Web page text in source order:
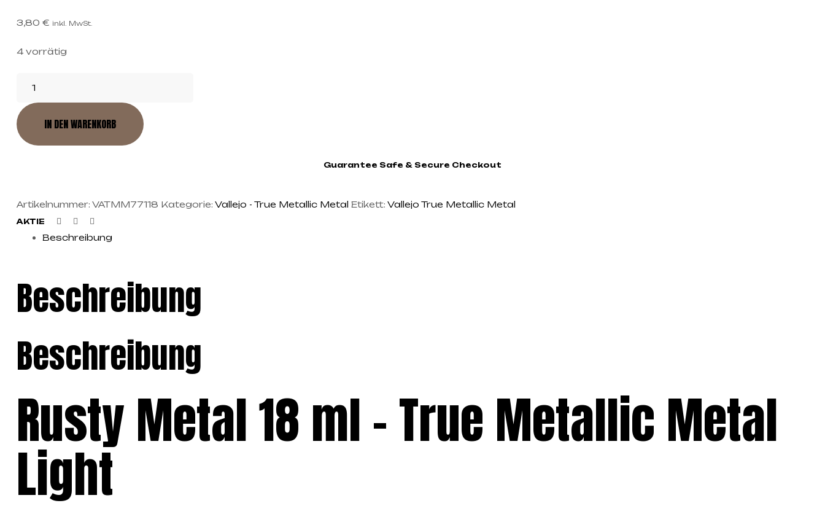
3,80 € inkl. MwSt.
4 vorrätig
IN DEN WARENKORB
Guarantee Safe & Secure Checkout
Artikelnummer: VATMM77118 Kategorie: Vallejo - True Metallic Metal Etikett: Vallejo True Metallic Metal
AKTIE Facebook
Twitter
Beschreibung
Beschreibung
Beschreibung
Rusty Metal 18 ml – True Metallic Metal
Light